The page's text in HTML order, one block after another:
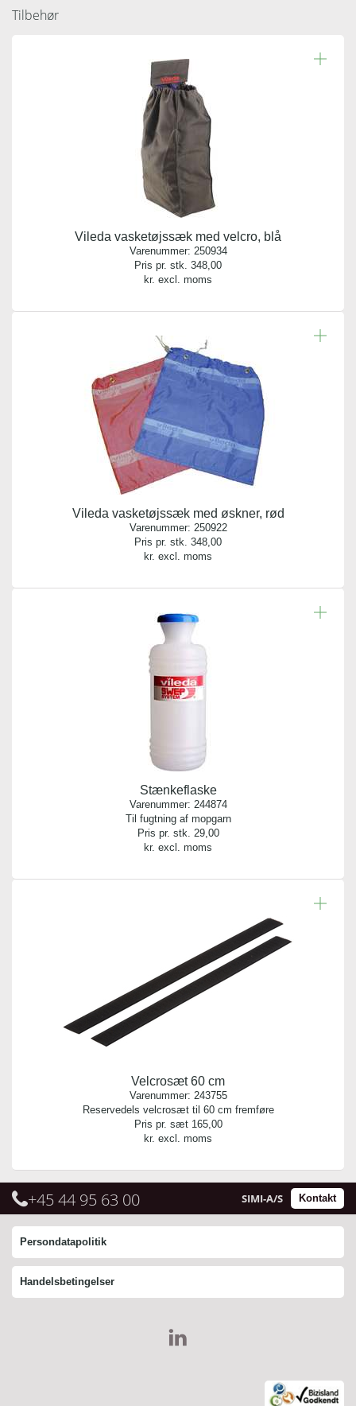
Antal pr. kolli:
1
Vægt gram:
0.055 gr
Producent:
Vikan
Antal pr. palle:
0
Tilbehør
Vileda vasketøjssæk med velcro, blå
Varenummer: 250934
Pris pr. stk. 348,00
kr. excl. moms
Vileda vasketøjssæk med øskner, rød
Varenummer: 250922
Pris pr. stk. 348,00
kr. excl. moms
Stænkeflaske
Varenummer: 244874
Til fugtning af mopgarn
Pris pr. stk. 29,00
kr. excl. moms
Velcrosæt 60 cm
Varenummer: 243755
Reservedels velcrosæt til 60 cm fremføre
Pris pr. sæt 165,00
kr. excl. moms
+45 44 95 63 00 Kontakt
SIMI-A/S
Persondatapolitik
Handelsbetingelser